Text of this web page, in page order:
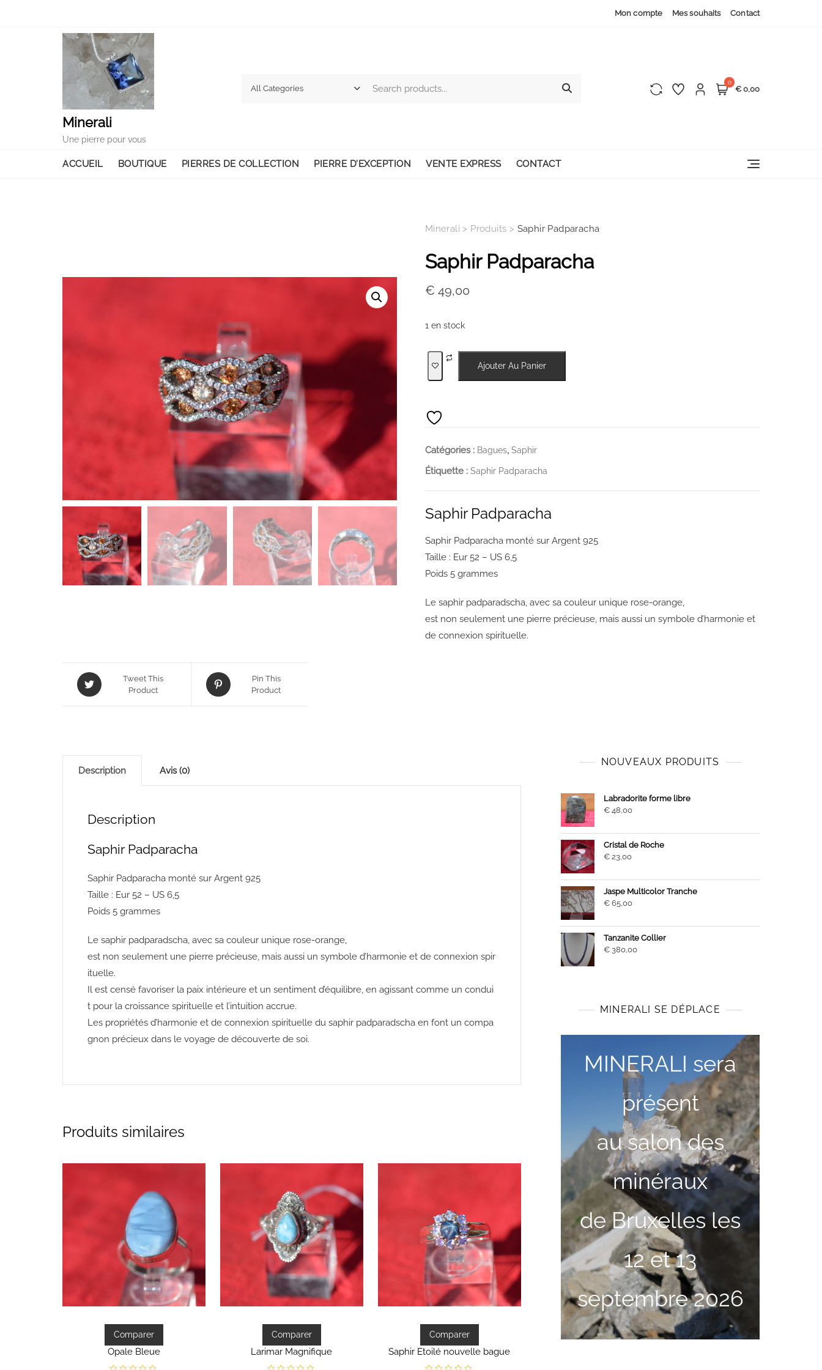
Mon compte Mes souhaits Contact
Minerali
Une pierre pour vous
0
€ 0,00
ACCUEIL BOUTIQUE PIERRES DE COLLECTION PIERRE D’EXCEPTION VENTE EXPRESS CONTACT
Minerali > Produits > Saphir Padparacha
Saphir Padparacha
€ 49,00
1 en stock
Ajouter Au Panier
Catégories : Bagues, Saphir
Étiquette : Saphir Padparacha
Saphir Padparacha
Saphir Padparacha monté sur Argent 925
Taille : Eur 52 – US 6,5
Poids 5 grammes
Le saphir padparadscha, avec sa couleur unique rose-orange,
est non seulement une pierre précieuse, mais aussi un symbole d’harmonie et
de connexion spirituelle.
Tweet This
Product
Pin This
Product
Description Avis (0)
Description
Saphir Padparacha
Saphir Padparacha monté sur Argent 925
Taille : Eur 52 – US 6,5
Poids 5 grammes
Le saphir padparadscha, avec sa couleur unique rose-orange,
est non seulement une pierre précieuse, mais aussi un symbole d’harmonie et de connexion spir
ituelle.
Il est censé favoriser la paix intérieure et un sentiment d’équilibre, en agissant comme un condui
t pour la croissance spirituelle et l’intuition accrue.
Les propriétés d’harmonie et de connexion spirituelle du saphir padparadscha en font un compa
gnon précieux dans le voyage de découverte de soi.
Produits similaires
Comparer
Opale Bleue
Comparer
Larimar Magnifique
Comparer
Saphir Etoilé nouvelle bague
NOUVEAUX PRODUITS
Labradorite forme libre
€ 48,00
Cristal de Roche
€ 23,00
Jaspe Multicolor Tranche
€ 65,00
Tanzanite Collier
€ 380,00
MINERALI SE DÉPLACE
MINERALI sera
présent
au salon des
minéraux
de Bruxelles les
12 et 13
septembre 2026